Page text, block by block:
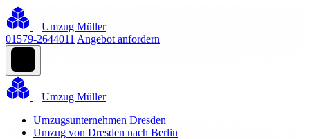
Umzug Müller
01579-2644011 Angebot anfordern
Umzug Müller
Umzugsunternehmen Dresden
Umzug von Dresden nach Berlin